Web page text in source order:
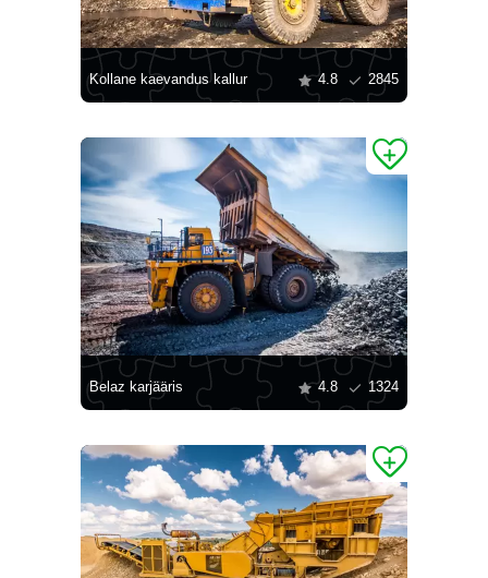
Kollane kaevandus kallur 4.8 2845
Belaz karjääris 4.8 1324